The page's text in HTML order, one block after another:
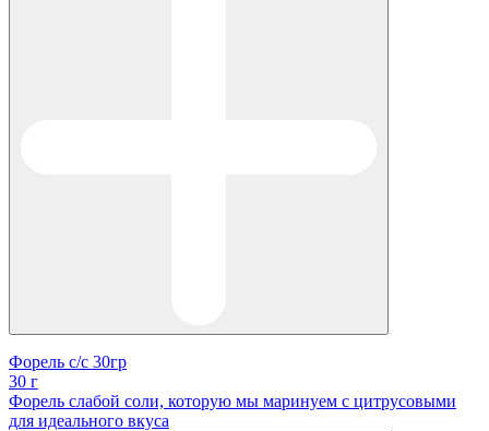
Форель с/с 30гр
30 г
Форель слабой соли, которую мы маринуем с цитрусовыми
для идеального вкуса